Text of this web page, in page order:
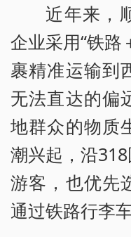
近年来，
企业采用“铁路
裹精准运输到
无法直达的偏
地群众的物质
潮兴起，沿
游客，也优先
通过铁路行李